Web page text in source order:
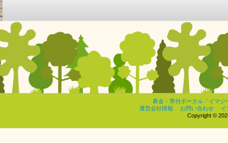
募金・寄付ポータル「イマジ
運営会社情報
お問い合わせ
イ
Copyright ©